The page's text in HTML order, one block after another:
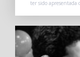
ter sido